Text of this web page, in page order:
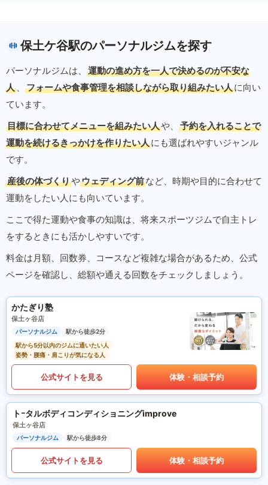
保土ケ谷駅のパーソナルジムを探す
パーソナルジムは、
運動の進め方を一人で決めるのが不安な
人 、 フォームや食事管理を相談しながら取り組みたい人に向い
ています。
目標に合わせてメニューを組みたい人や、
予約を入れることで
運動を続けるきっかけを作りたい人にも選ばれやすいジャンル
です。
産後の体づくりやウェディング前など、時期や目的に合わせて
運動をしたい人にも向いています。
ここで得た運動や食事の知識は、将来スポーツジムで自主トレ
をするときにも活かしやすいです。
料金は月額、回数券、コースなど複雑な場合があるため、公式
ページを確認し、総額や通える回数をチェックしましょう。
かたぎり塾
保土ヶ谷店
パーソナルジム
駅から徒歩2分
駅から5分以内のジムに通いたい人
姿勢・腰痛・肩こりが気になる人
公式サイトを見る 体験・相談予約
トｰタルボディコンディショニングimprove
保土ヶ谷店
パーソナルジム 駅から徒歩8分
公式サイトを見る 体験・相談予約